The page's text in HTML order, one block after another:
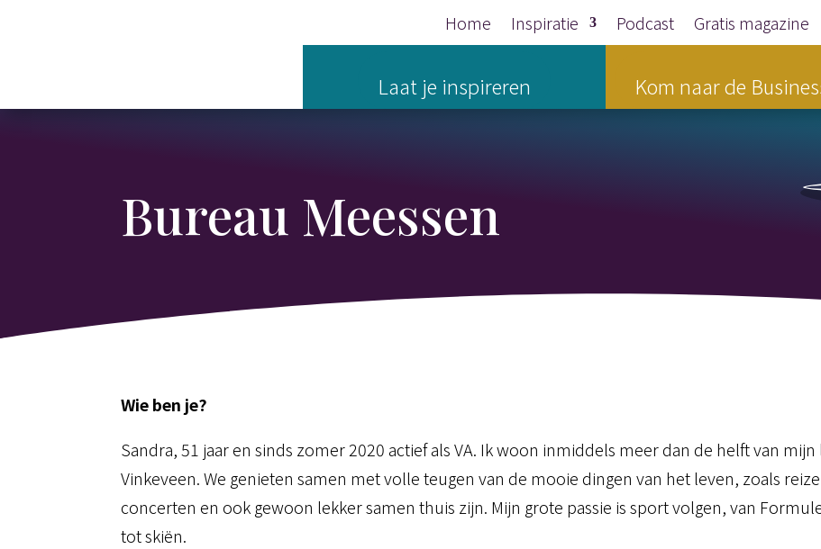
Home Inspiratie Podcast Gratis magazine
Laat je inspireren Kom naar de
Bureau Meessen
Wie ben je?
Sandra, 51 jaar en sinds zomer 2020 actief als VA. Ik woon inmiddels meer dan de helft van
Vinkeveen. We genieten samen met volle teugen van de mooie dingen van het leven, zoals
concerten en ook gewoon lekker samen thuis zijn. Mijn grote passie is sport volgen, van
tot skiën.